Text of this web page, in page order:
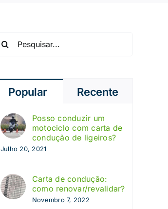
Popular Recente
Posso conduzir um
motociclo com carta de
condução de ligeiros?
Julho 20, 2021
Carta de condução:
como renovar/revalidar?
Novembro 7, 2022